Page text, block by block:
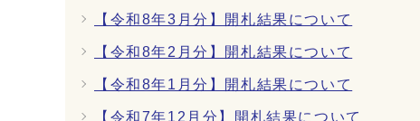
【令和8年3月分】開札結果について
【令和8年2月分】開札結果について
【令和8年1月分】開札結果について
【令和7年12月分】開札結果について